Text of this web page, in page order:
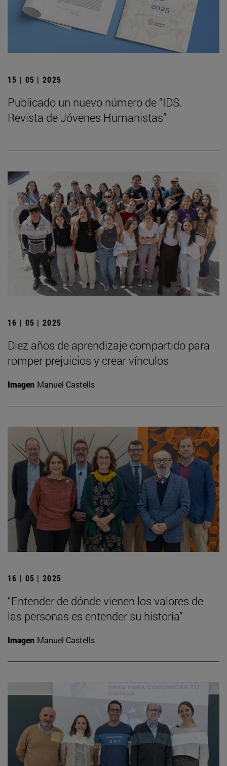
15 | 05 | 2025
Publicado un nuevo número de “IDS.
Revista de Jóvenes Humanistas”
16 | 05 | 2025
Diez años de aprendizaje compartido para
romper prejuicios y crear vínculos
Imagen Manuel Castells
16 | 05 | 2025
“Entender de dónde vienen los valores de
las personas es entender su historia”
Imagen Manuel Castells